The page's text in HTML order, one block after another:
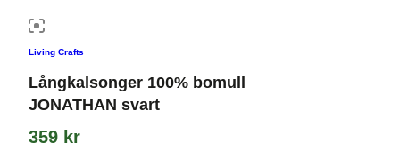
Living Crafts
Långkalsonger 100% bomull
JONATHAN svart
359 kr